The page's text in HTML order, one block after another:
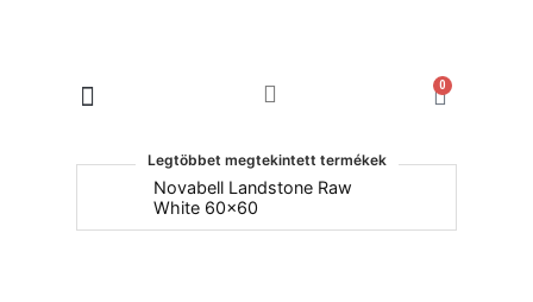
0
Legtöbbet megtekintett termékek
Novabell Landstone Raw
White 60x60